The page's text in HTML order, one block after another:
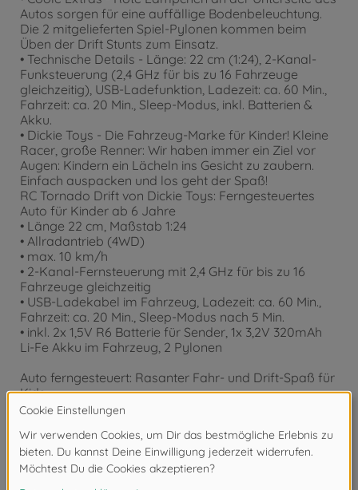
Autos sorgen für eine auffällige Bodenbeleuchtung.
Die 2 mitgelieferten Spiel-Pylonen kommen beim
Üben der Drift Stunts zum Einsatz.
• Technische Details - Länge: 22 cm (1:24), 2-Kanal-
Funksteuerung (2,4 GHz für bis zu 16 Fahrzeuge
gleichzeitig), USB-Ladefunktion, Ladezeit: ca. 60 Min.,
Fahrzeit: ca. 20 Min., Sleep-Modus, inkl. Batterien &
Akku.
• Dickie Toys - Die Fahrzeug-Marke für Kinder! Kleine
Racer, große Renner: Wir haben immer ein Ziel vor
Augen: Kindern ein Lächeln ins Gesicht zu zaubern.
Einfach auspacken und los geht der Spaß!
RC Tornado Drift von Dickie Toys: Ferngesteuertes
Auto für Kinder ab 6 Jahre
• Länge 22 cm, Maßstab 1:24
• Allradantrieb (4WD)
• max. 10 km/h
• 2-Kanal-Fernsteuerung mit 2,4 GHz für bis zu 16
Fahrzeuge gleichzeitig
• USB-Ladekabel im Fahrzeug, Ladezeit: ca. 60 Min.,
Fahrzeit: ca. 20 Min., Sleep-Modus nach 5 Min.
• inkl. 2x 1,5V R6 Batterie für Sender, 1x 3,2V 320mAh
Li-Fe Akku im Fahrzeug, 2 Pylonen
Auto ferngesteuert: Rasanter Fahr- und Drift-Spaß für
Kids
Ausgestattet mit einem leistungsstarken Allradantrieb
zum actiongeladenen Driften nötig ist. Ob Indoor oder
Outdoor: Mithilfe der Radio Control Fernbedienung
lenken die Mädchen und Jungen den Rennwagen mit